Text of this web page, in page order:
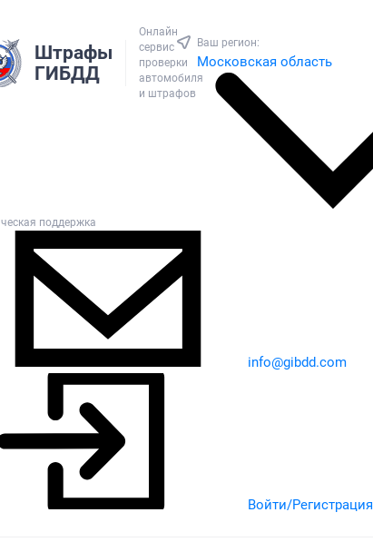
Штрафы
ГИБДД
Онлайн
сервис
проверки
автомобиля
и штрафов
Ваш регион:
Московская область
поддержка
info@gibdd.com
Войти/Регистрация